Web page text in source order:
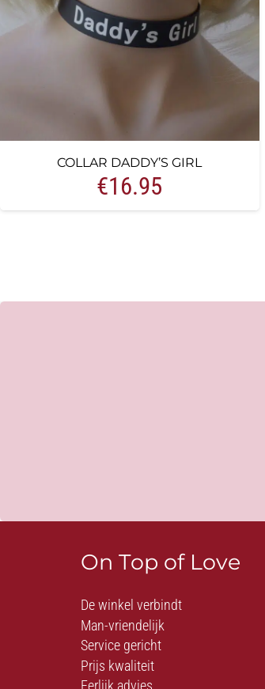
COLLAR DADDY’S GIRL
€16.95
On Top of Love
De winkel verbindt
Man-vriendelijk
Service gericht
Prijs kwaliteit